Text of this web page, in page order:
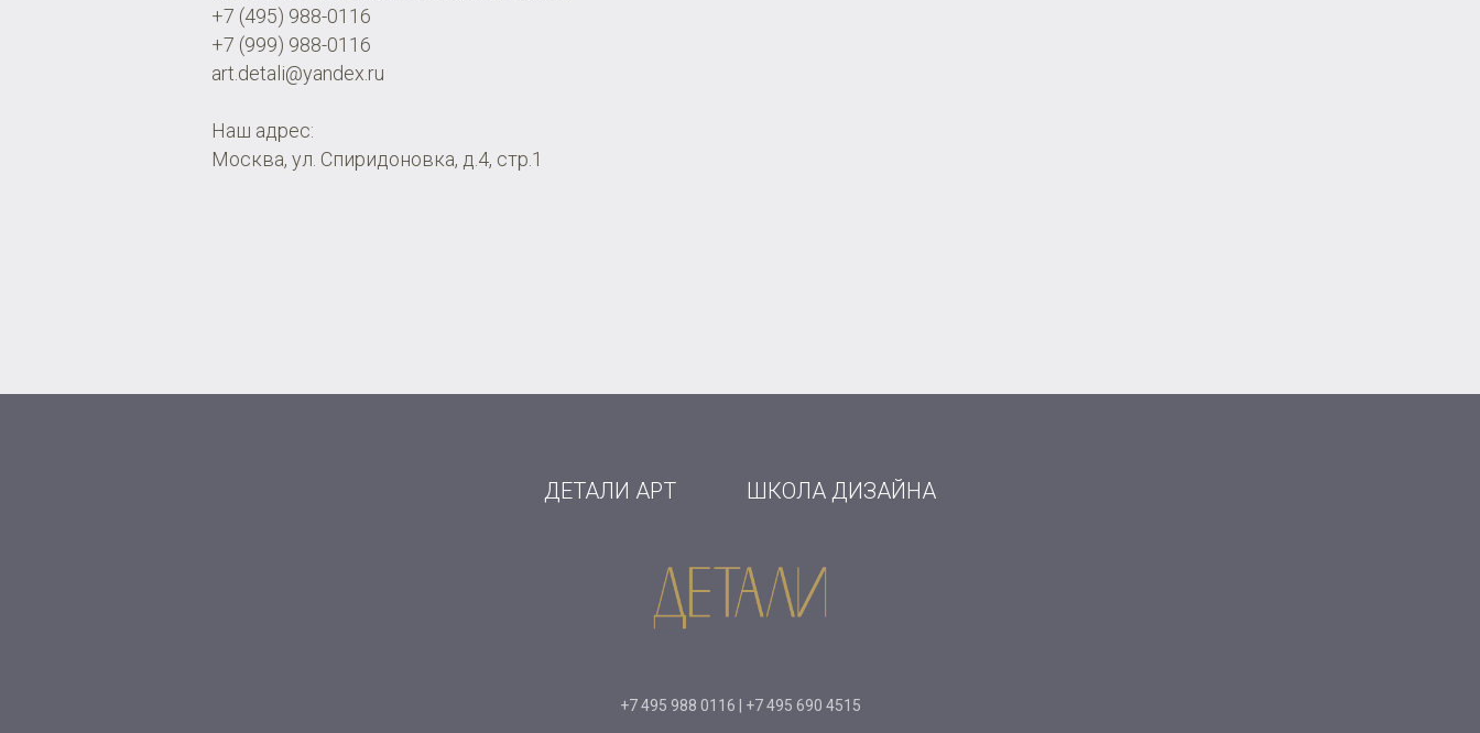
+7 (495) 988-0116
+7 (999) 988-0116
art.detali@yandex.ru
Наш адрес:
Москва, ул. Спиридоновка, д.4, стр.1
ДЕТАЛИ АРТ ШКОЛА ДИЗАЙНА
+7 495 988 0116 | +7 495 690 4515